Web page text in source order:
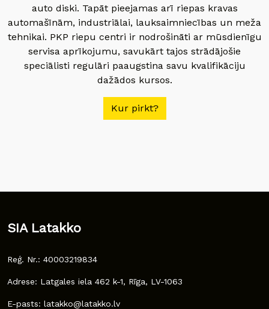
auto diski. Tapāt pieejamas arī riepas kravas
automašīnām, industriālai, lauksaimniecības un meža
tehnikai. PKP riepu centri ir nodrošināti ar mūsdienīgu
servisa aprīkojumu, savukārt tajos strādājošie
speciālisti regulāri paaugstina savu kvalifikāciju
dažādos kursos.
Kur pirkt?
SIA Latakko
Reģ. Nr.: 40003219834
Adrese: Latgales iela 462 k-1, Rīga, LV-1063
E-pasts: latakko@latakko.lv